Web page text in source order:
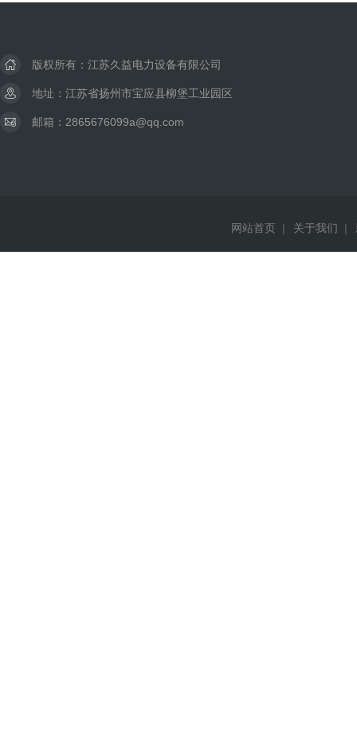
版权所有：江苏久益电力设备有限公司
地址：江苏省扬州市宝应县柳堡工业园区
邮箱：2865676099a@qq.com
网站首页 | 关于我们 |